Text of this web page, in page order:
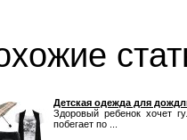
Детская одежда для
Здоровый ребенок хочет
побегает по ...